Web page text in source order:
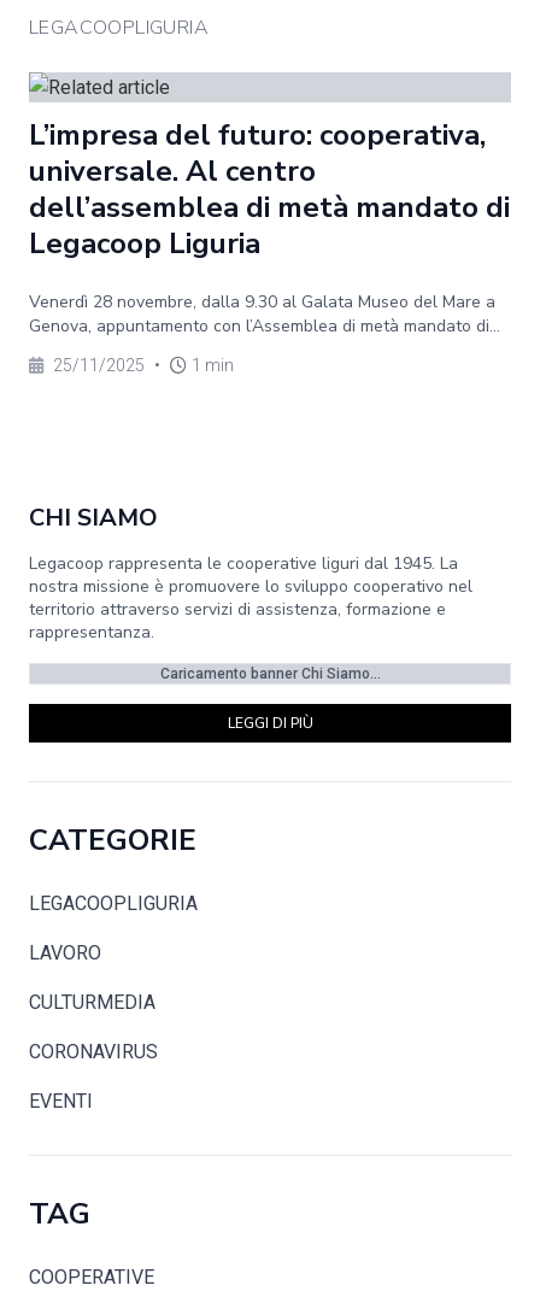
LEGACOOPLIGURIA
L’impresa del futuro: cooperativa,
universale. Al centro
dell’assemblea di metà mandato di
Legacoop Liguria
Venerdì 28 novembre, dalla 9.30 al Galata Museo del Mare a
Genova, appuntamento con l’Assemblea di metà mandato di...
25/11/2025 • 1 min
CHI SIAMO
Legacoop rappresenta le cooperative liguri dal 1945. La
nostra missione è promuovere lo sviluppo cooperativo nel
territorio attraverso servizi di assistenza, formazione e
rappresentanza.
Caricamento banner Chi Siamo...
LEGGI DI PIÙ
CATEGORIE
LEGACOOPLIGURIA
LAVORO
CULTURMEDIA
CORONAVIRUS
EVENTI
TAG
COOPERATIVE